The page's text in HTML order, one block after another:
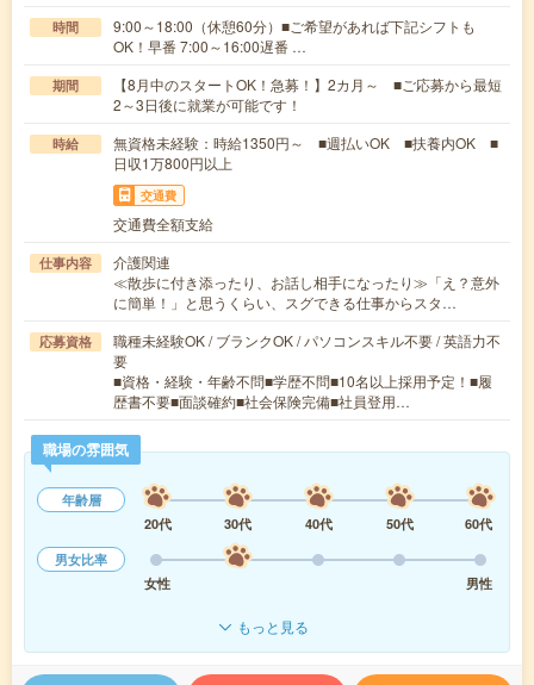
時間
9:00～18:00（休憩60分）■ご希望があれば下記シフトも
OK！早番 7:00～16:00遅番 …
期間
【8月中のスタートOK！急募！】2カ月～ ■ご応募から最短
2～3日後に就業が可能です！
時給
無資格未経験：時給1350円～ ■週払いOK ■扶養内OK ■
日収1万800円以上
交通費
交通費全額支給
仕事内容
介護関連
≪散歩に付き添ったり、お話し相手になったり≫「え？意外
に簡単！」と思うくらい、スグできる仕事からスタ…
応募資格
職種未経験OK / ブランクOK / パソコンスキル不要 / 英語力不
要
■資格・経験・年齢不問■学歴不問■10名以上採用予定！■履
歴書不要■面談確約■社会保険完備■社員登用…
職場の雰囲気
年齢層
20代
30代 40代 50代
60代
男女比率
女性
男性
もっと見る